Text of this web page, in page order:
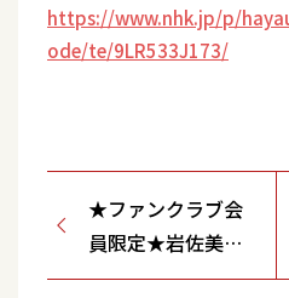
https://www.nhk.jp/p/
ode/te/9LR533J173/
★ファンクラブ会
員限定★岩佐美咲
ファンクラブバス